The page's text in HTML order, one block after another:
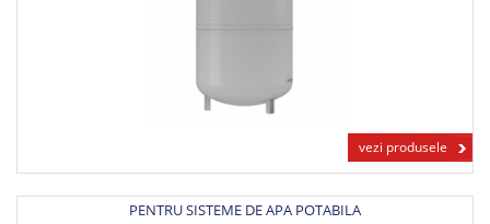
vezi produsele
PENTRU SISTEME DE APA POTABILA